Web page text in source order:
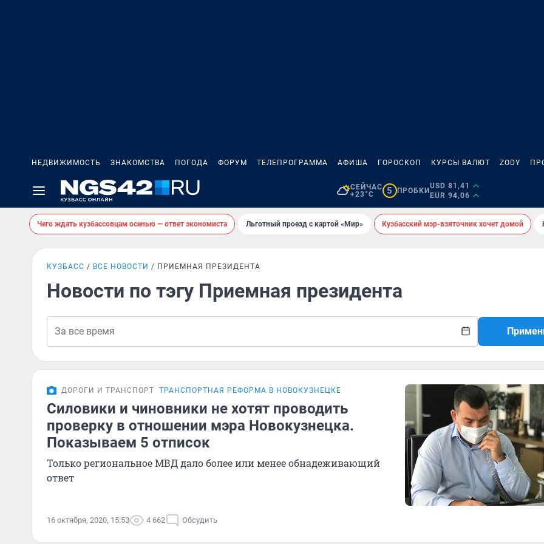
НЕДВИЖИМОСТЬ ЗНАКОМСТВА ПОГОДА ФОРУМ ТЕЛЕПРОГРАММА АФИША ГОРОСКОП КУРСЫ ВАЛЮТ ZODY
СЕЙЧАС
+23°C
5 ПРОБКИ
USD 81,41
EUR 94,06
Чего ждать кузбассовцам осенью — ответ экономиста Льготный проезд с картой «Мир» Кузбасский мэр-взяточник хочет домой
КУЗБАСС ВСЕ НОВОСТИ ПРИЕМНАЯ ПРЕЗИДЕНТА
Новости по тэгу Приемная президента
ДОРОГИ И ТРАНСПОРТ ТРАНСПОРТНАЯ РЕФОРМА В НОВОКУЗНЕЦКЕ
Силовики и чиновники не хотят проводить
проверку в отношении мэра Новокузнецка.
Показываем 5 отписок
Только региональное МВД дало более или менее обнадеживающий
ответ
16 октября, 2020, 15:53 4 662 Обсудить